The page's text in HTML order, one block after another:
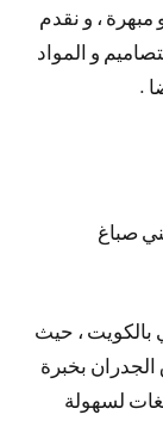
، و نقدم
و المواد
.
صباغ
بالكويت ، حيث
بخبرة
لسهولة